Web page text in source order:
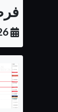
05/08/2026